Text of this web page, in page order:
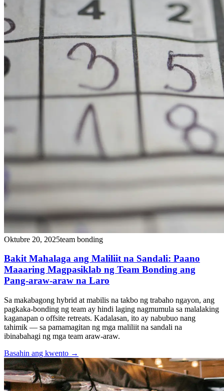
Oktubre 20, 2025team bonding
Bakit Mahalaga ang Maliliit na Sandali: Paano
Maaaring Magpasiklab ng Team Bonding ang
Pang-araw-araw na Laro
Sa makabagong hybrid at mabilis na takbo ng trabaho ngayon, ang
pagkaka-bonding ng team ay hindi laging nagmumula sa malalaking
kaganapan o offsite retreats. Kadalasan, ito ay nabubuo nang
tahimik — sa pamamagitan ng mga maliliit na sandali na
ibinabahagi ng mga team araw-araw.
Basahin ang kwento →